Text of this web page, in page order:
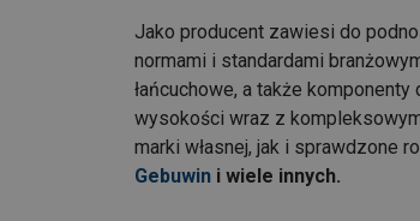
Jako producent zawiesi do
normami i standardami
łańcuchowe, a także
wysokości wraz z
marki własnej, jak i sprawdzone
Gebuwin i wiele innych.